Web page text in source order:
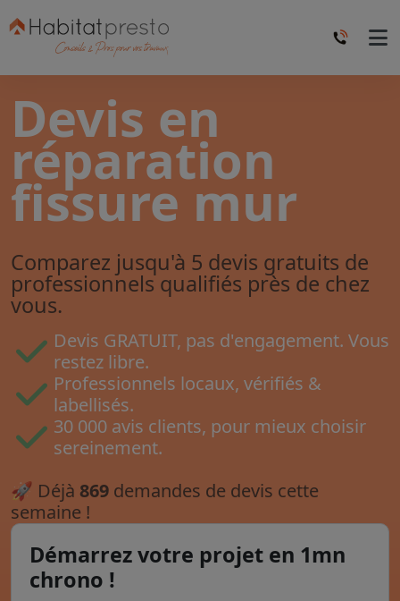
Devis en
réparation
fissure mur
Comparez jusqu'à 5 devis gratuits de
professionnels qualifiés près de chez
vous.
Devis GRATUIT, pas d'engagement. Vous
restez libre.
Professionnels locaux, vérifiés &
labellisés.
30 000 avis clients, pour mieux choisir
sereinement.
🚀 Déjà 869 demandes de devis cette
semaine !
Démarrez votre projet en 1mn
chrono !